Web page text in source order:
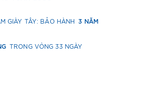
GIÀY TÂY: BẢO HÀNH 3 NĂM
TRONG VÒNG 33 NGÀY